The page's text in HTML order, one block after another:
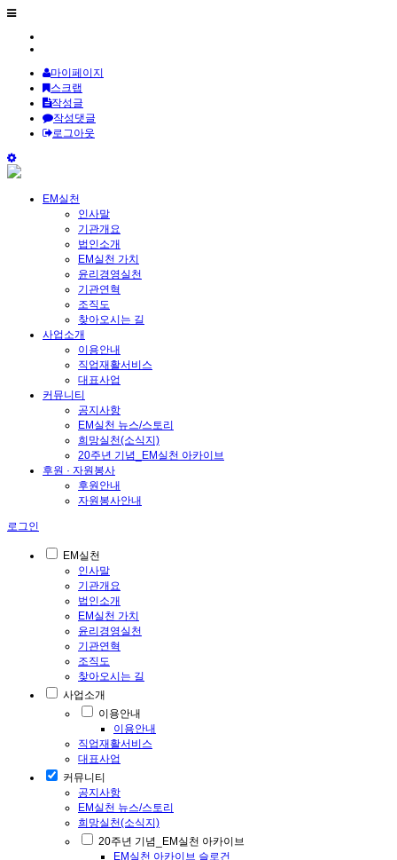
마이페이지
스크랩
작성글
작성댓글
로그아웃
EM실천
인사말
기관개요
법인소개
EM실천 가치
윤리경영실천
기관연혁
조직도
찾아오시는 길
사업소개
이용안내
직업재활서비스
대표사업
커뮤니티
공지사항
EM실천 뉴스/스토리
희망실천(소식지)
20주년 기념_EM실천 아카이브
후원 · 자원봉사
후원안내
자원봉사안내
로그인
EM실천
인사말
기관개요
법인소개
EM실천 가치
윤리경영실천
기관연혁
조직도
찾아오시는 길
사업소개
이용안내
이용안내
직업재활서비스
대표사업
커뮤니티
공지사항
EM실천 뉴스/스토리
희망실천(소식지)
20주년 기념_EM실천 아카이브
EM실천 아카이브 슬로건